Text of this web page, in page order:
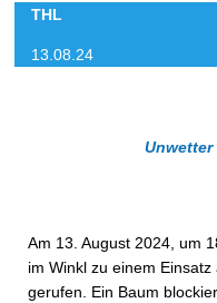
THL
13.08.24
Unwetter
Am 13. August 2024, um
im Winkl zu einem
gerufen. Ein Baum